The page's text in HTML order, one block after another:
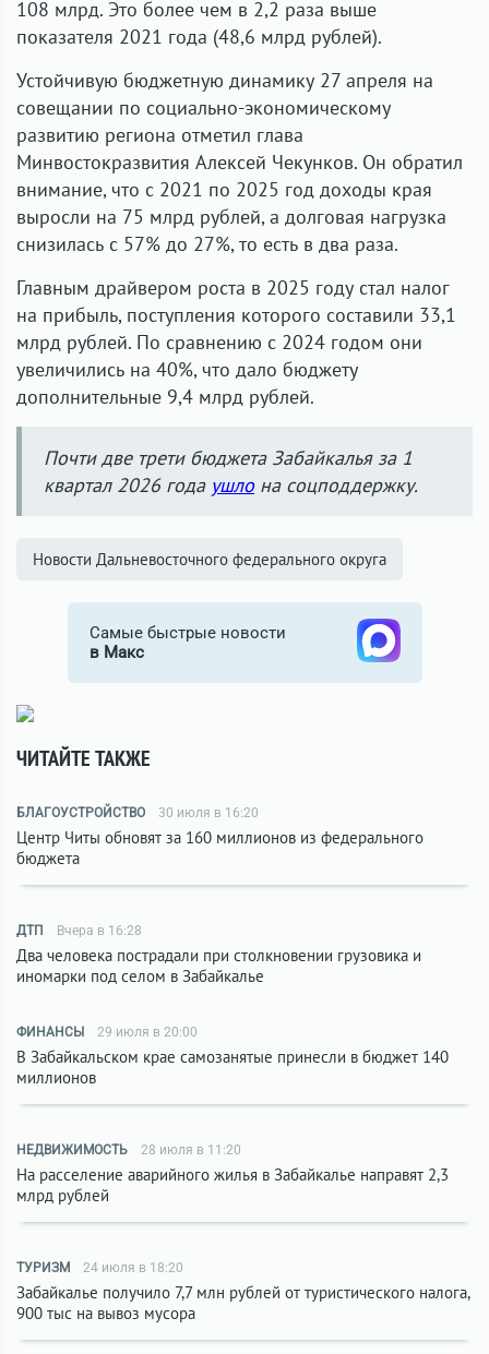
108 млрд. Это более чем в 2,2 раза выше
показателя 2021 года (48,6 млрд рублей).
Устойчивую бюджетную динамику 27 апреля на
совещании по социально-экономическому
развитию региона отметил глава
Минвостокразвития Алексей Чекунков. Он обратил
внимание, что с 2021 по 2025 год доходы края
выросли на 75 млрд рублей, а долговая нагрузка
снизилась с 57% до 27%, то есть в два раза.
Главным драйвером роста в 2025 году стал налог
на прибыль, поступления которого составили 33,1
млрд рублей. По сравнению с 2024 годом они
увеличились на 40%, что дало бюджету
дополнительные 9,4 млрд рублей.
Почти две трети бюджета Забайкалья за 1
квартал 2026 года ушлона соцподдержку.
Новости Дальневосточного федерального округа
Самые быстрые новости
в Макс
ЧИТАЙТЕ ТАКЖЕ
БЛАГОУСТРОЙСТВО 30 июля в 16:20
Центр Читы обновят за 160 миллионов из федерального
бюджета
ДТП Вчера в 16:28
Два человека пострадали при столкновении грузовика и
иномарки под селом в Забайкалье
ФИНАНСЫ 29 июля в 20:00
В Забайкальском крае самозанятые принесли в бюджет 140
миллионов
НЕДВИЖИМОСТЬ 28 июля в 11:20
На расселение аварийного жилья в Забайкалье направят 2,3
млрд рублей
ТУРИЗМ 24 июля в 18:20
Забайкалье получило 7,7 млн рублей от туристического налога,
900 тыс на вывоз мусора